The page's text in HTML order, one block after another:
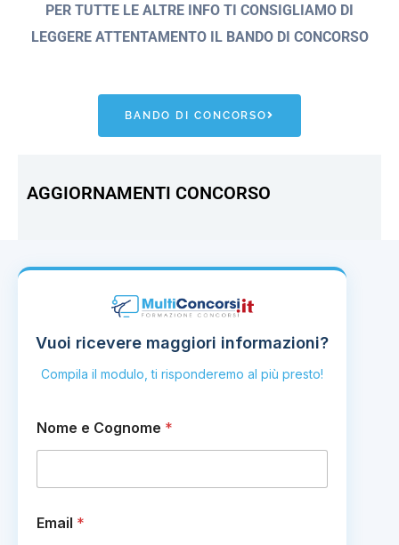
PER TUTTE LE ALTRE INFO TI CONSIGLIAMO DI
LEGGERE ATTENTAMENTO IL BANDO DI CONCORSO
BANDO DI CONCORSO
AGGIORNAMENTI CONCORSO
Vuoi ricevere maggiori informazioni?
Compila il modulo, ti risponderemo al più presto!
Nome e Cognome *
Email *